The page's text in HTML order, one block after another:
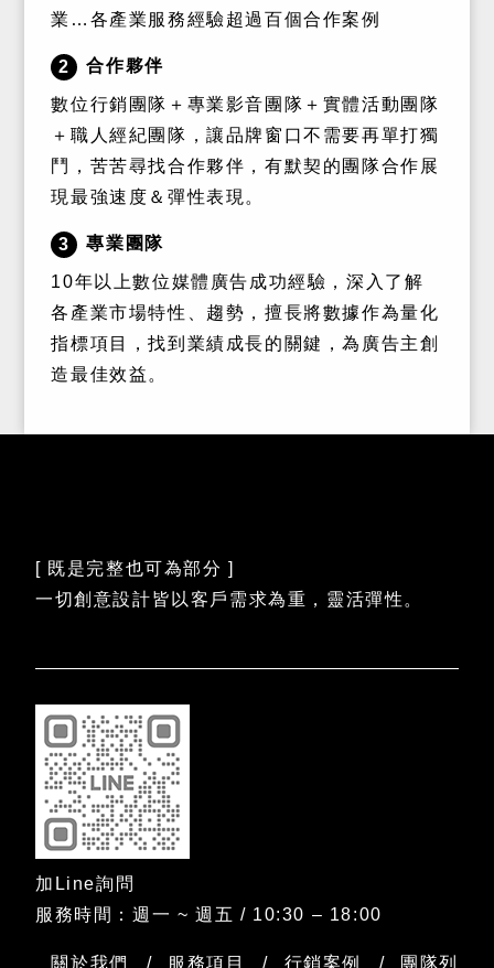
業…各產業服務經驗超過百個合作案例
2 合作夥伴
數位行銷團隊＋專業影音團隊＋實體活動團隊
＋職人經紀團隊，讓品牌窗口不需要再單打獨
鬥，苦苦尋找合作夥伴，有默契的團隊合作展
現最強速度＆彈性表現。
3 專業團隊
10年以上數位媒體廣告成功經驗，深入了解
各產業市場特性、趨勢，擅長將數據作為量化
指標項目，找到業績成長的關鍵，為廣告主創
造最佳效益。
[ 既是完整也可為部分 ]
一切創意設計皆以客戶需求為重，靈活彈性。
加Line詢問
服務時間：週一 ~ 週五 / 10:30 – 18:00
關於我們 服務項目 行銷案例 團隊列